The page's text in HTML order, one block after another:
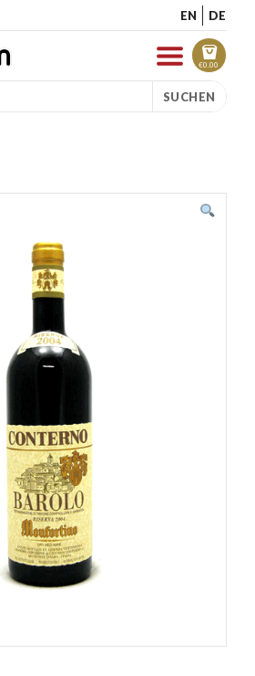
EN DE
€0.00
SUCHEN